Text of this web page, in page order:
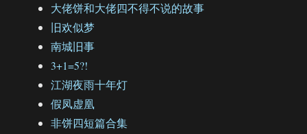
大佬饼和大佬四不得不说的故事
旧欢似梦
南城旧事
3+1=5?!
江湖夜雨十年灯
假凤虚凰
非饼四短篇合集